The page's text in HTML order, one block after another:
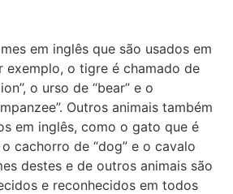
em inglês que são usados em
exemplo, o tigre é chamado de
o urso de “bear” e o
Outros animais também
em inglês, como o gato que é
o cachorro de “dog” e o cavalo
destes e de outros animais são
e reconhecidos em todos